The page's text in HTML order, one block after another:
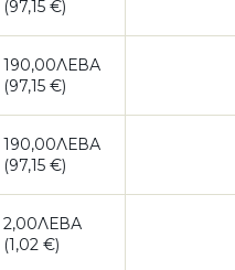
(97,15 €)
190,00ЛЕВА
(97,15 €)
190,00ЛЕВА
(97,15 €)
2,00ЛЕВА
(1,02 €)